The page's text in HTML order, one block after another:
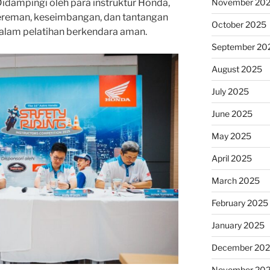
oleh para instruktur Honda,
keseimbangan, dan tantangan
pelatihan berkendara aman.
November
October 2025
September
August 2025
July 2025
June 2025
May 2025
April 2025
March 2025
February 2025
January 2025
December